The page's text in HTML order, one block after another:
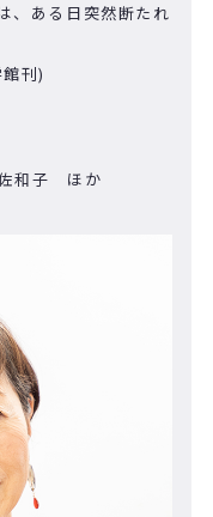
、ある日突然断たれ
刊)
和子 ほか